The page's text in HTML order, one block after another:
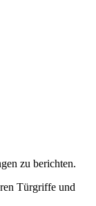
zu berichten.
Türgriffe und